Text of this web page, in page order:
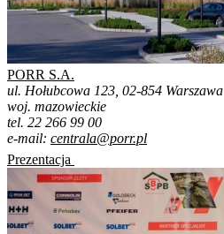
PORR S.A.
ul. Hołubcowa 123, 02-854 Warszawa
woj. mazowieckie
tel. 22 266 99 00
e-mail: centrala@porr.pl
Prezentacja